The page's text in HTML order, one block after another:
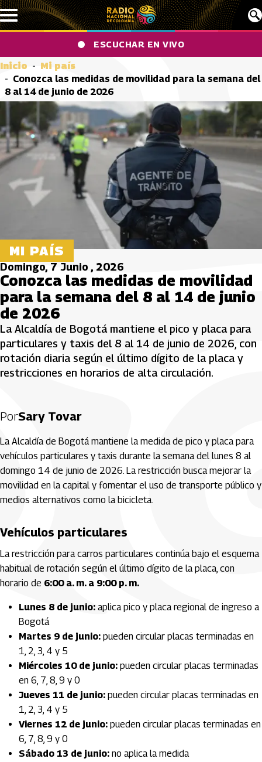
Pasar al contenido principal
ESCUCHAR EN VIVO
Inicio
Mi país
Conozca las medidas de movilidad para la semana del
8 al 14 de junio de 2026
MI PAÍS
Domingo, 7 Junio , 2026
Conozca las medidas de movilidad
para la semana del 8 al 14 de junio
de 2026
La Alcaldía de Bogotá mantiene el pico y placa para
particulares y taxis del 8 al 14 de junio de 2026, con
rotación diaria según el último dígito de la placa y
restricciones en horarios de alta circulación.
PorSary Tovar
La Alcaldía de Bogotá mantiene la medida de pico y placa para
vehículos particulares y taxis durante la semana del lunes 8 al
domingo 14 de junio de 2026. La restricción busca mejorar la
movilidad en la capital y fomentar el uso de transporte público y
medios alternativos como la bicicleta.
Vehículos particulares
La restricción para carros particulares continúa bajo el esquema
habitual de rotación según el último dígito de la placa, con
horario de 6:00 a. m. a 9:00 p. m.
Lunes 8 de junio: aplica pico y placa regional de ingreso a
Bogotá
Martes 9 de junio: pueden circular placas terminadas en
1, 2, 3, 4 y 5
Miércoles 10 de junio: pueden circular placas terminadas
en 6, 7, 8, 9 y 0
Jueves 11 de junio: pueden circular placas terminadas en
1, 2, 3, 4 y 5
Viernes 12 de junio: pueden circular placas terminadas en
6, 7, 8, 9 y 0
Sábado 13 de junio: no aplica la medida